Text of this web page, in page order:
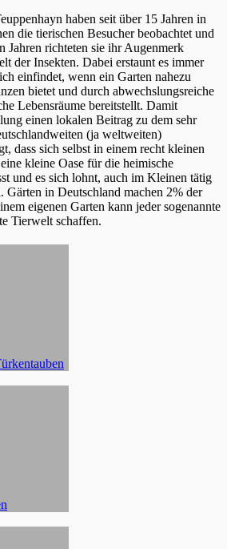
haben seit über 15 Jahren in
die tierischen Besucher beobachtet und
Jahren richteten sie ihr Augenmerk
der Insekten. Dabei erstaunt es immer
einfindet, wenn ein Garten nahezu
bietet und durch abwechslungsreiche
Lebensräume bereitstellt. Damit
einen lokalen Beitrag zu dem sehr
(ja weltweiten)
dass sich selbst in einem recht kleinen
kleine Oase für die heimische
und es sich lohnt, auch im Kleinen tätig
in Deutschland machen 2% der
eigenen Garten kann jeder sogenannte
Tierwelt schaffen.